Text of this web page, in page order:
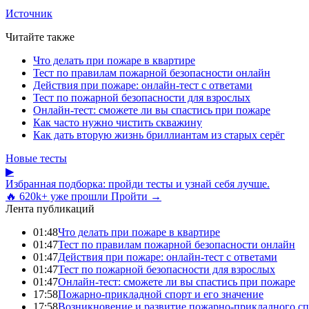
Источник
Читайте также
Что делать при пожаре в квартире
Тест по правилам пожарной безопасности онлайн
Действия при пожаре: онлайн-тест с ответами
Тест по пожарной безопасности для взрослых
Онлайн-тест: сможете ли вы спастись при пожаре
Как часто нужно чистить скважину
Как дать вторую жизнь бриллиантам из старых серёг
Новые тесты
▶
Избранная подборка: пройди тесты и узнай себя лучше.
🔥 620k+ уже прошли Пройти →
Лента публикаций
01:48Что делать при пожаре в квартире
01:47Тест по правилам пожарной безопасности онлайн
01:47Действия при пожаре: онлайн-тест с ответами
01:47Тест по пожарной безопасности для взрослых
01:47Онлайн-тест: сможете ли вы спастись при пожаре
17:58Пожарно-прикладной спорт и его значение
17:58Возникновение и развитие пожарно-прикладного